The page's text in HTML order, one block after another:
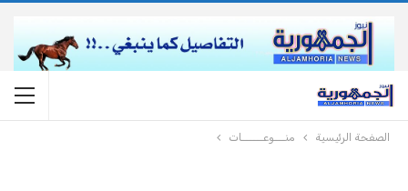
الصفحة الرئيسية منـــوعــــــات